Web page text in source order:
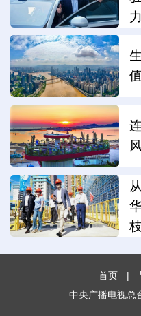
枝
首页 |
中央广播电视总